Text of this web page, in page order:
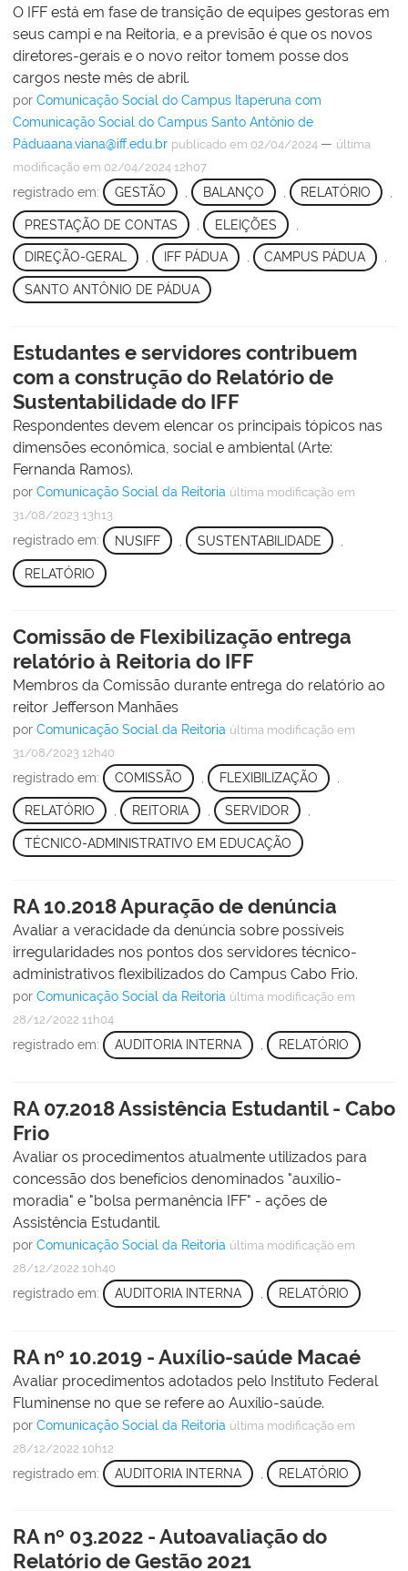
O IFF está em fase de transição de equipes gestoras em
seus campi e na Reitoria, e a previsão é que os novos
diretores-gerais e o novo reitor tomem posse dos
cargos neste mês de abril.
por Comunicação Social do Campus Itaperuna com
Comunicação Social do Campus Santo Antônio de
Páduaana.viana@iff.edu.br publicado em 02/04/2024 — última
modificação em 02/04/2024 12h07
registrado em: GESTÃO BALANÇO RELATÓRIO
PRESTAÇÃO DE CONTAS ELEIÇÕES
DIREÇÃO-GERAL , IFF PÁDUA , CAMPUS PÁDUA ,
SANTO ANTÔNIO DE PÁDUA
Estudantes e servidores contribuem
com a construção do Relatório de
Sustentabilidade do IFF
Respondentes devem elencar os principais tópicos nas
dimensões econômica, social e ambiental (Arte:
Fernanda Ramos).
por Comunicação Social da Reitoria última modificação em
31/08/2023 13h13
registrado em: NUSIFF SUSTENTABILIDADE
RELATÓRIO
Comissão de Flexibilização entrega
relatório à Reitoria do IFF
Membros da Comissão durante entrega do relatório ao
reitor Jefferson Manhães
por Comunicação Social da Reitoria última modificação em
31/08/2023 12h40
registrado em: COMISSÃO , FLEXIBILIZAÇÃO ,
RELATÓRIO REITORIA SERVIDOR
TÉCNICO-ADMINISTRATIVO EM EDUCAÇÃO
RA 10.2018 Apuração de denúncia
Avaliar a veracidade da denúncia sobre possíveis
irregularidades nos pontos dos servidores técnico-
administrativos flexibilizados do Campus Cabo Frio.
por Comunicação Social da Reitoria última modificação em
28/12/2022 11h04
registrado em: AUDITORIA INTERNA , RELATÓRIO
RA 07.2018 Assistência Estudantil - Cabo
Frio
Avaliar os procedimentos atualmente utilizados para
concessão dos benefícios denominados "auxílio-
moradia" e "bolsa permanência IFF" - ações de
Assistência Estudantil.
por Comunicação Social da Reitoria última modificação em
28/12/2022 10h40
registrado em: AUDITORIA INTERNA RELATÓRIO
RA nº 10.2019 - Auxílio-saúde Macaé
Avaliar procedimentos adotados pelo Instituto Federal
Fluminense no que se refere ao Auxílio-saúde.
por Comunicação Social da Reitoria última modificação em
28/12/2022 10h12
registrado em: AUDITORIA INTERNA RELATÓRIO
RA nº 03.2022 - Autoavaliação do
Relatório de Gestão 2021